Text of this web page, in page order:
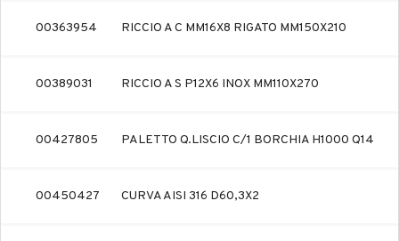
00363954 RICCIO A C MM16X8 RIGATO MM150X210
00389031 RICCIO A S P12X6 INOX MM110X270
00427805 PALETTO Q.LISCIO C/1 BORCHIA H1000 Q14
00450427 CURVA AISI 316 D60,3X2